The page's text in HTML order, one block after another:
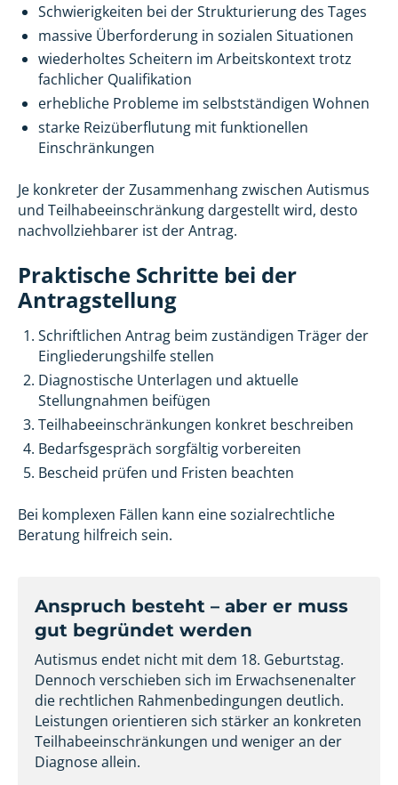
Schwierigkeiten bei der Strukturierung des Tages
massive Überforderung in sozialen Situationen
wiederholtes Scheitern im Arbeitskontext trotz
fachlicher Qualifikation
erhebliche Probleme im selbstständigen Wohnen
starke Reizüberflutung mit funktionellen
Einschränkungen
Je konkreter der Zusammenhang zwischen Autismus
und Teilhabeeinschränkung dargestellt wird, desto
nachvollziehbarer ist der Antrag.
Praktische Schritte bei der
Antragstellung
Schriftlichen Antrag beim zuständigen Träger der
Eingliederungshilfe stellen
Diagnostische Unterlagen und aktuelle
Stellungnahmen beifügen
Teilhabeeinschränkungen konkret beschreiben
Bedarfsgespräch sorgfältig vorbereiten
Bescheid prüfen und Fristen beachten
Bei komplexen Fällen kann eine sozialrechtliche
Beratung hilfreich sein.
Anspruch besteht – aber er muss
gut begründet werden
Autismus endet nicht mit dem 18. Geburtstag.
Dennoch verschieben sich im Erwachsenenalter
die rechtlichen Rahmenbedingungen deutlich.
Leistungen orientieren sich stärker an konkreten
Teilhabeeinschränkungen und weniger an der
Diagnose allein.